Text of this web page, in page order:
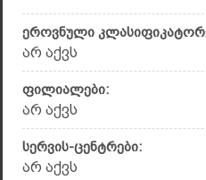
ეროვნული
არ აქვს
ფილიალები:
არ აქვს
სერვის-ცენტრები:
არ აქვს